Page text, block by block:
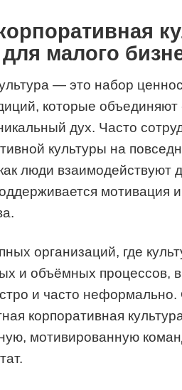
малого
— это набор
которые объединяют
дух. Часто
культуры на
люди взаимодействуют
мотивация
организаций, где
и объёмных процессов,
и часто
корпоративная
мотивированную